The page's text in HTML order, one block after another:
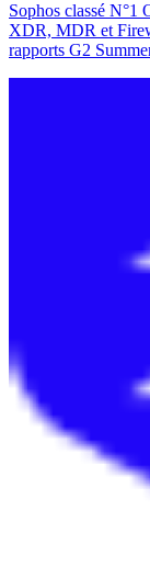
Sophos classé N°1
XDR, MDR et
rapports G2